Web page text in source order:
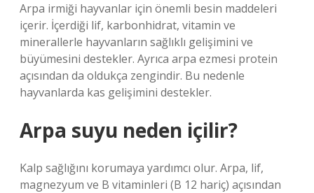
Arpa irmiği hayvanlar için önemli besin maddeleri
içerir. İçerdiği lif, karbonhidrat, vitamin ve
minerallerle hayvanların sağlıklı gelişimini ve
büyümesini destekler. Ayrıca arpa ezmesi protein
açısından da oldukça zengindir. Bu nedenle
hayvanlarda kas gelişimini destekler.
Arpa suyu neden içilir?
Kalp sağlığını korumaya yardımcı olur. Arpa, lif,
magnezyum ve B vitaminleri (B 12 hariç) açısından